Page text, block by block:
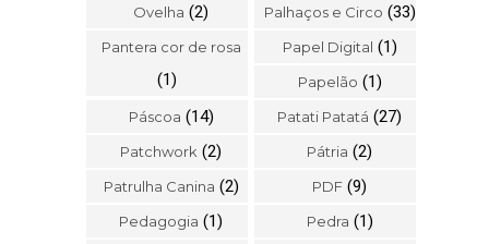
Ovelha (2) Palhaços e Circo (33)
Pantera cor de rosa
(1)
Papel Digital (1)
Papelão (1)
Páscoa (14) Patati Patatá (27)
Patchwork (2) Pátria (2)
Patrulha Canina (2) PDF (9)
Pedagogia (1) Pedra (1)